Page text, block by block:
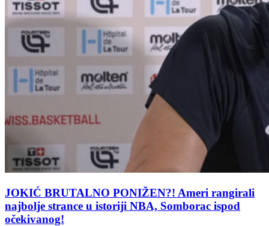
JOKIĆ BRUTALNO PONIŽEN?! Ameri rangirali
najbolje strance u istoriji NBA, Somborac ispod
očekivanog!